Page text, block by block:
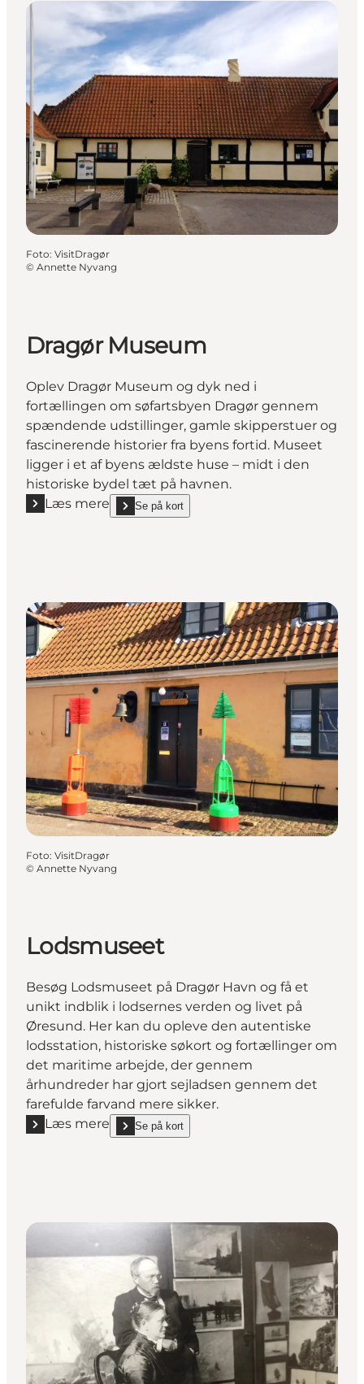
Foto: VisitDragør
© Annette Nyvang
Dragør Museum
Oplev Dragør Museum og dyk ned i
fortællingen om søfartsbyen Dragør gennem
spændende udstillinger, gamle skipperstuer og
fascinerende historier fra byens fortid. Museet
ligger i et af byens ældste huse – midt i den
historiske bydel tæt på havnen.
Læs mere
Læs mere "Dragør Museum"
Se på kort
show Dragør Museum on_map
Foto: VisitDragør
© Annette Nyvang
Lodsmuseet
Besøg Lodsmuseet på Dragør Havn og få et
unikt indblik i lodsernes verden og livet på
Øresund. Her kan du opleve den autentiske
lodsstation, historiske søkort og fortællinger om
det maritime arbejde, der gennem
århundreder har gjort sejladsen gennem det
farefulde farvand mere sikker.
Læs mere
Læs mere "Lodsmuseet"
Se på kort
show Lodsmuseet on_map